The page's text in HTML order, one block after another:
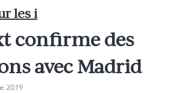
les i
confirme des
avec Madrid
2019